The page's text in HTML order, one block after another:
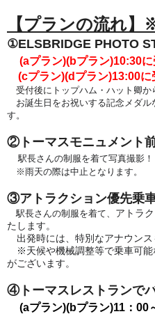
【プランの流れ】
①ELSBRIDGE PHOTO
(aプラン)(bプラン)10:30
(cプラン)(dプラン)13:00に
受付後に トップハム・ハット卿
お誕生日をお祝いする記念メダル
す。
②トーマスモニュメント
駅長さんの制服を着て写真撮影！
※雨天の際は中止となります。
③アトラクション優先乗
駅長さんの制服を着て、 アトラ
たします。
出発時には、特別なアナウンス
※天候や機械調整等で乗車可能
がございます。
④トーマスレストランで
(aプラン)(bプラン)11：00